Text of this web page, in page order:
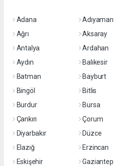
Adana Adıyaman
Ağrı
Aksaray
Antalya
Ardahan
Aydın
Balıkesir
Batman
Bayburt
Bingöl
Bitlis
Burdur
Bursa
Çankırı
Çorum
Diyarbakır
Düzce
Elazığ
Erzincan
Eskişehir
Gaziantep